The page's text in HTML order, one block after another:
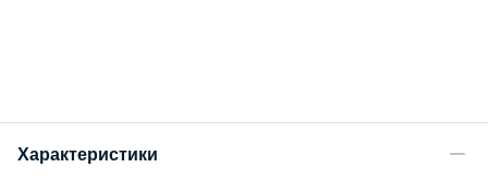
Характеристики